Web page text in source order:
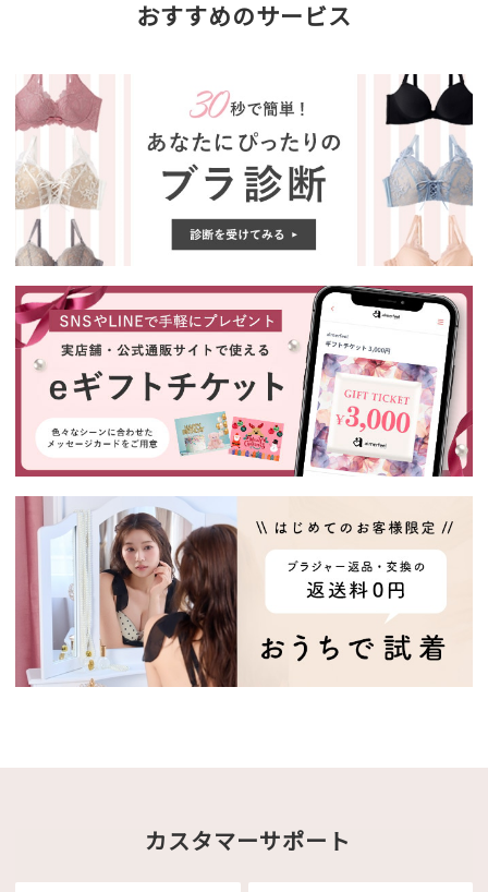
おすすめのサービス
カスタマーサポート